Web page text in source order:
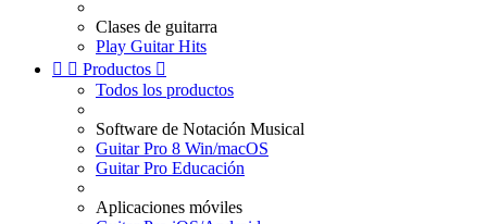
Clases de guitarra
Play Guitar Hits
  Productos 
Todos los productos
Software de Notación Musical
Guitar Pro 8 Win/macOS
Guitar Pro Educación
Aplicaciones móviles